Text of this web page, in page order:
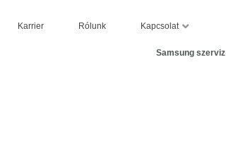
Karrier Rólunk Kapcsolat
Samsung szerviz